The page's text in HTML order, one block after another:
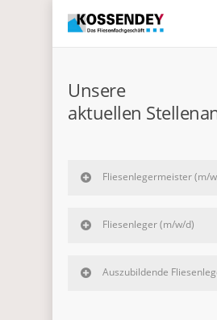
Unsere
aktuellen
Fliesenlegermeister (m/
Fliesenleger (m/w/d)
Auszubildende